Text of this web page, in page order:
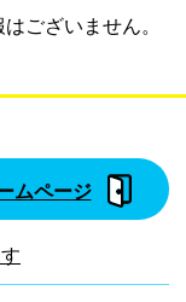
ございません。
ムページ